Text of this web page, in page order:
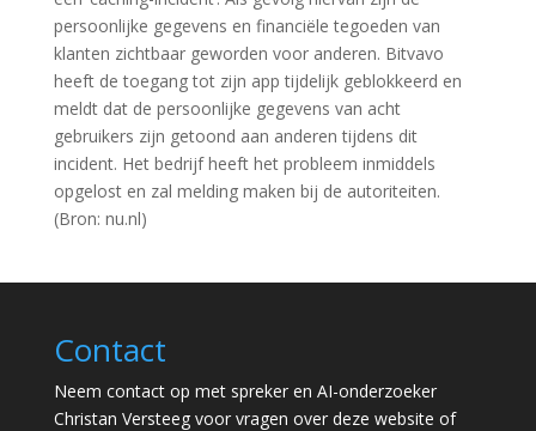
persoonlijke gegevens en financiële tegoeden van
klanten zichtbaar geworden voor anderen. Bitvavo
heeft de toegang tot zijn app tijdelijk geblokkeerd en
meldt dat de persoonlijke gegevens van acht
gebruikers zijn getoond aan anderen tijdens dit
incident. Het bedrijf heeft het probleem inmiddels
opgelost en zal melding maken bij de autoriteiten.
(Bron: nu.nl)
Contact
Neem contact op met spreker en AI-onderzoeker
Christan Versteeg voor vragen over deze website of